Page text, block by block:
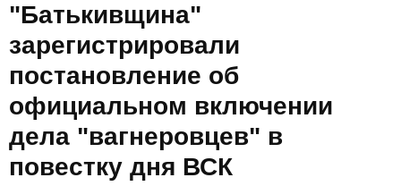
"Батькивщина"
зарегистрировали
постановление об
официальном включении
дела "вагнеровцев" в
повестку дня ВСК